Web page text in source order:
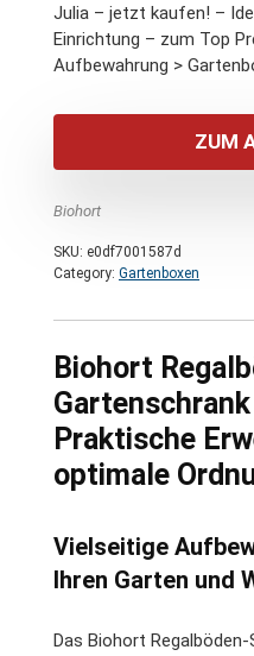
Julia – jetzt kaufen! –
Einrichtung – zum Top
Aufbewahrung >
ZUM
Biohort
SKU: e0df7001587d
Category: Gartenboxen
Biohort
Praktische
optimale
Vielseitige
Ihren Garten und
Das Biohort